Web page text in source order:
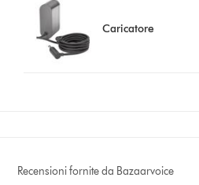
Caricatore
Recensioni fornite da Bazaarvoice